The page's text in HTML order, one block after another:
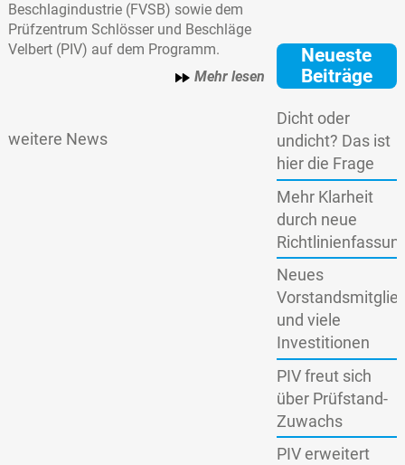
Beschlagindustrie (FVSB) sowie dem
Prüfzentrum Schlösser und Beschläge
Velbert (PIV) auf dem Programm.
Mehr lesen
weitere News
Neueste
Beiträge
Dicht oder
undicht? Das ist
hier die Frage
Mehr Klarheit
durch neue
Neues
und viele
Investitionen
PIV freut sich
über Prüfstand-
Zuwachs
PIV erweitert